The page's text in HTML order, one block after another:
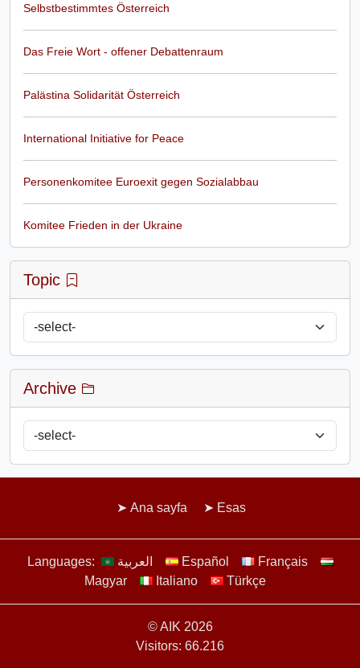
Selbstbestimmtes Österreich
Das Freie Wort - offener Debattenraum
Palästina Solidarität Österreich
International Initiative for Peace
Personenkomitee Euroexit gegen Sozialabbau
Komitee Frieden in der Ukraine
Topic
Archive
Ana sayfa Esas
Languages: العربية Español
Français
Magyar
Italiano Türkçe
© AIK 2026
Visitors: 66.216